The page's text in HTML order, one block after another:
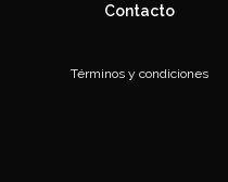
Contacto
Términos y condiciones